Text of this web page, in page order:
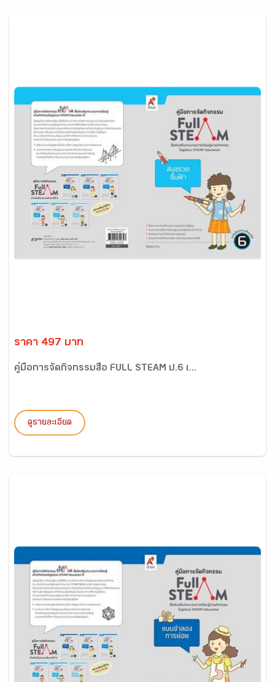
ราคา 497 บาท
คู่มือการจัดกิจกรรมสื่อ FULL STEAM ป.6 เ...
ดูรายละเอียด